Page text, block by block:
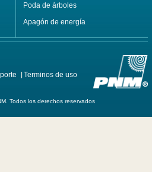
Poda de árboles
Apagón de energía
Terminos de uso
Todos los derechos reservados